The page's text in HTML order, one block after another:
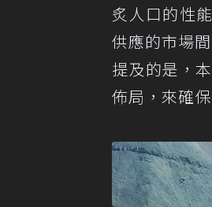
炙人口的性
供應的市場
提及的是，
佈局，來確